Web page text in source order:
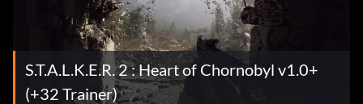
S.T.A.L.K.E.R. 2 : Heart of Chornobyl v1.0+
(+32 Trainer)